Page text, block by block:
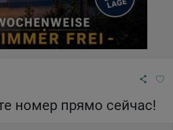
номер прямо сейчас!